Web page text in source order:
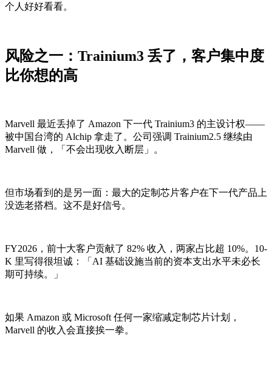
个人好好看看。
风险之一：Trainium3 丢了，客户集中度
比你想的高
Marvell 最近丢掉了 Amazon 下一代 Trainium3 的主设计权——
被中国台湾的 Alchip 拿走了。公司强调 Trainium2.5 继续由
Marvell 做，「不会出现收入断层」。
但市场看到的是另一面：最大的定制芯片客户在下一代产品上
没选老搭档。这不是好信号。
FY2026，前十大客户贡献了 82% 收入，两家占比超 10%。10-
K 里写得很坦诚：「AI 基础设施当前的资本支出水平未必长
期可持续。」
如果 Amazon 或 Microsoft 任何一家缩减定制芯片计划，
Marvell 的收入会直接挨一拳。